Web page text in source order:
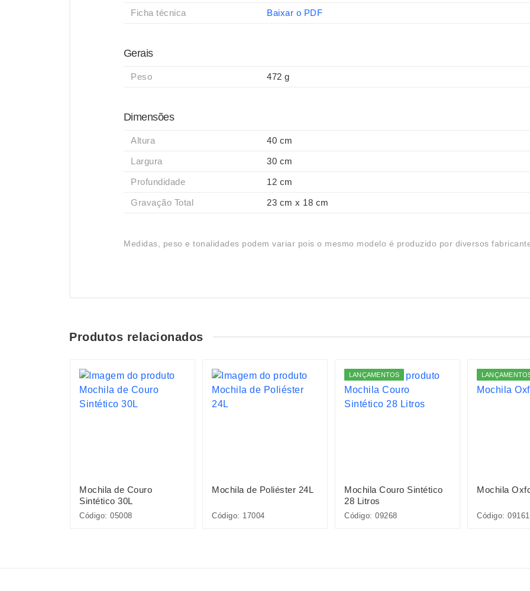
Ficha técnica Baixar o PDF
Gerais
Peso 472 g
Dimensões
Altura 40 cm
Largura 30 cm
Profundidade 12 cm
Gravação Total 23 cm x 18 cm
Medidas, peso e tonalidades podem variar pois o mesmo modelo é produzido por diversos
Produtos relacionados
Mochila de Couro
Sintético 30L
Código: 05008
Mochila de Poliéster 24L
Código: 17004
LANÇAMENTOS
Mochila Couro Sintético
28 Litros
Código: 09268
Mochila
Código: 09161